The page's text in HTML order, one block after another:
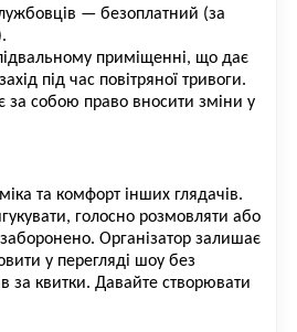
— безоплатний (за
приміщенні, що дає
під час повітряної тривоги.
за собою право вносити зміни у
та комфорт інших глядачів.
голосно розмовляти або
Організатор залишає
у перегляді шоу без
за квитки. Давайте створювати